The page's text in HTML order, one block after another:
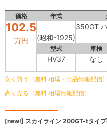
価格 年式
102.5
万円 (昭和-1925)
350GT
型式 車検
HV37 なし
安く買う（無料 相場・出品情報配信）
高く売る（無料 相場情報配信）
[new!] スカイライン 200GT-tタイプ